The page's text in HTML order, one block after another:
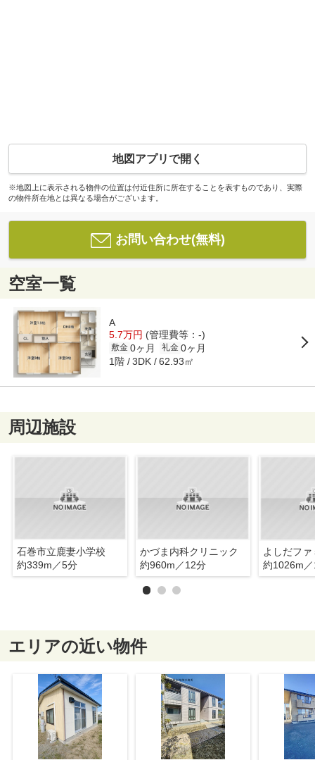
地図アプリで開く
※地図上に表示される物件の位置は付近住所に所在することを表すものであり、実際
の物件所在地とは異なる場合がございます。
お問い合わせ(無料)
空室一覧
A
5.7万円 (管理費等：-)
敷金 0ヶ月 礼金 0ヶ月
1階 3DK 62.93㎡
周辺施設
石巻市立鹿妻小学校
約339m／5分
かづま内科クリニック
約960m／12分
よしだフ
約1026m
エリアの近い物件